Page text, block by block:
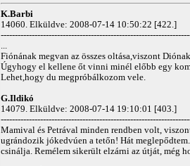
K.Barbi
14060. Elküldve: 2008-07-14 10:50:22 [422.]
Fiónának megvan az összes oltása,viszont
Úgyhogy el kellene őt vinni minél előbb egy
Lehet,hogy du megpróbálkozom vele.
G.Ildikó
14079. Elküldve: 2008-07-14 19:10:01 [403.]
Mamival és Petrával minden rendben volt,
ugrándozik jókedvúen a tetőn! Hát
csinálja. Remélem sikerült elzárni az útját, még